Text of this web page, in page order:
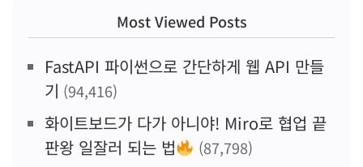
Most Viewed Posts
FastAPI 파이썬으로 간단하게 웹 API 만들
기 (94,416)
화이트보드가 다가 아니야! Miro로 협업 끝
판왕 일잘러 되는 법
(87,798)